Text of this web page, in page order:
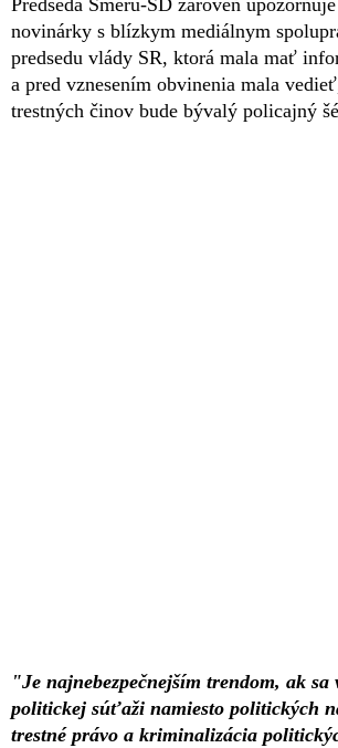
novinárky s blízkym mediálnym
predsedu vlády SR, ktorá mala mať
a pred vznesením obvinenia mala
trestných činov bude bývalý policajný
"Je najnebezpečnejším trendom, ak
politickej súťaži namiesto politických
trestné právo a kriminalizácia